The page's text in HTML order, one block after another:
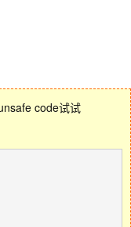
code试试